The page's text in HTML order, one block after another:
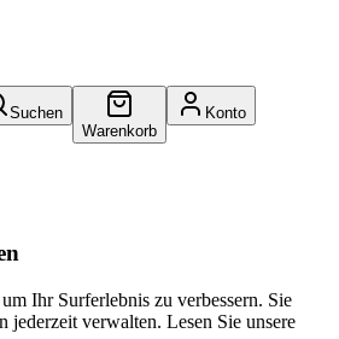
Suchen
Warenkorb
Konto
Ihr Surferlebnis zu verbessern. Sie
jederzeit verwalten. Lesen Sie unsere